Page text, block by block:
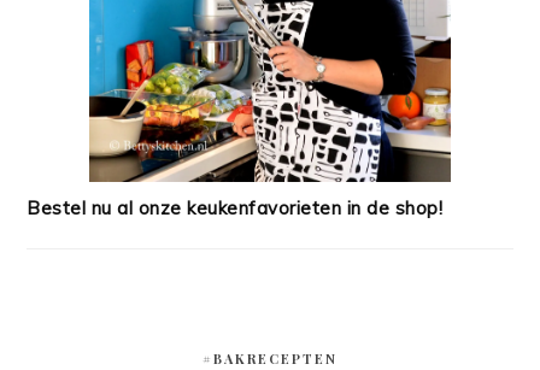
Bestel nu al onze keukenfavorieten in de shop!
#BAKRECEPTEN